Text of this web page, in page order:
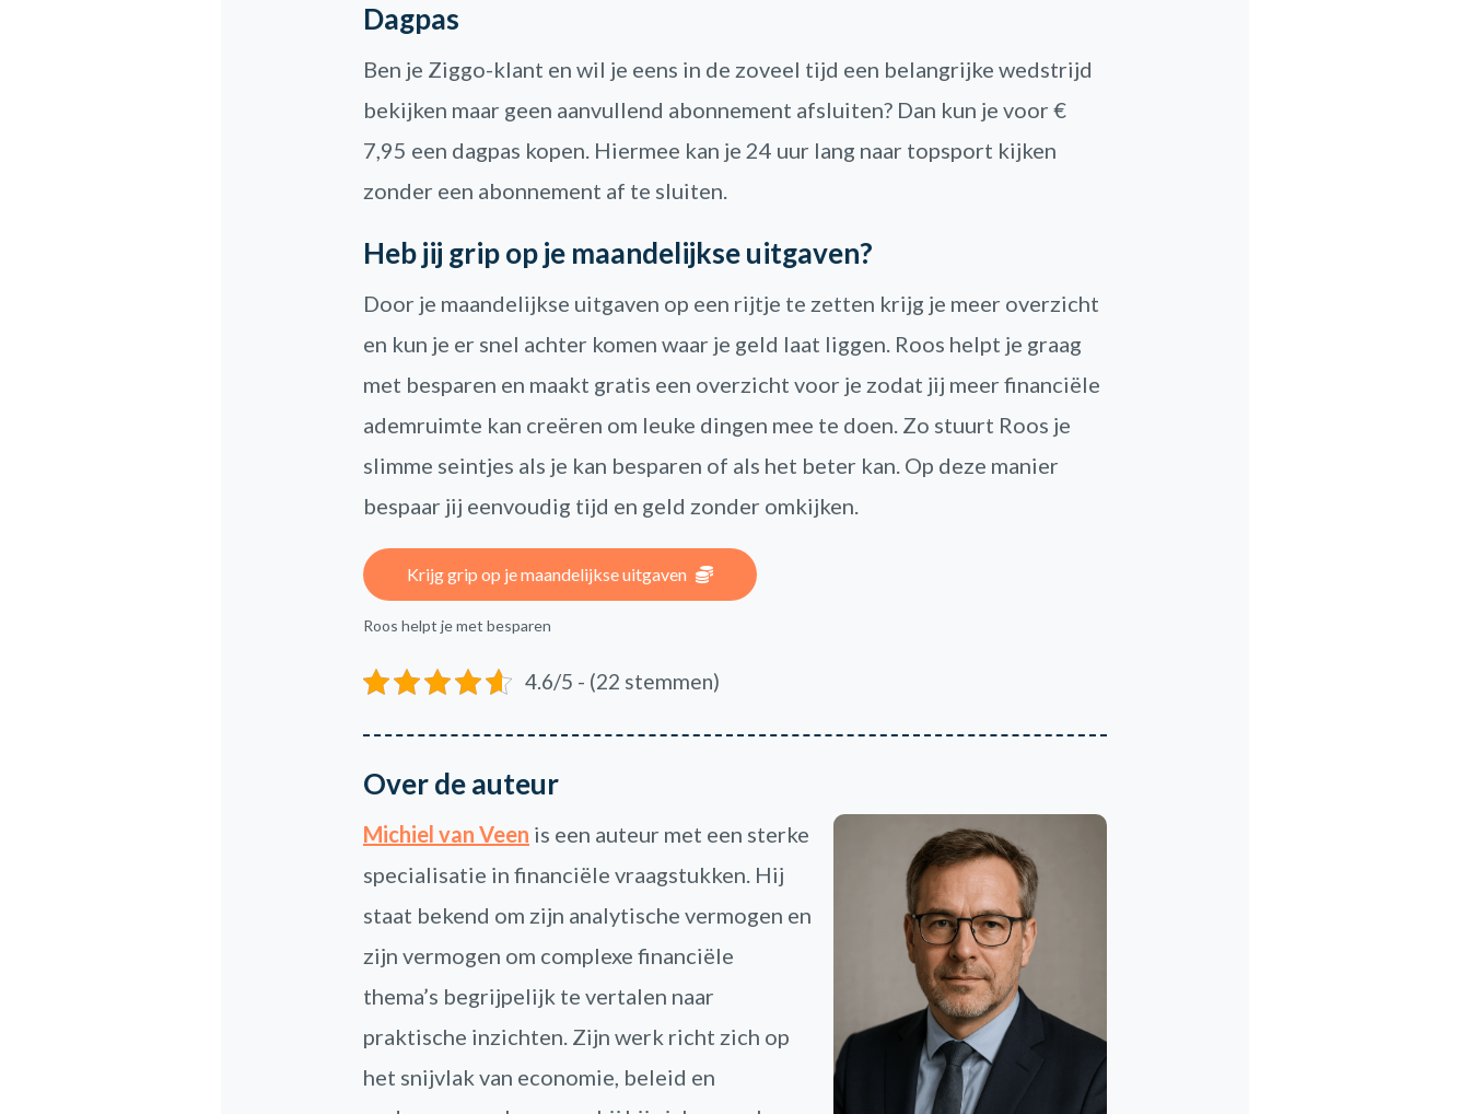
Dagpas
Ben je Ziggo-klant en wil je eens in de zoveel tijd een belangrijke wedstrijd
bekijken maar geen aanvullend abonnement afsluiten? Dan kun je voor €
7,95 een dagpas kopen. Hiermee kan je 24 uur lang naar topsport kijken
zonder een abonnement af te sluiten.
Heb jij grip op je maandelijkse uitgaven?
Door je maandelijkse uitgaven op een rijtje te zetten krijg je meer overzicht
en kun je er snel achter komen waar je geld laat liggen. Roos helpt je graag
met besparen en maakt gratis een overzicht voor je zodat jij meer financiële
ademruimte kan creëren om leuke dingen mee te doen. Zo stuurt Roos je
slimme seintjes als je kan besparen of als het beter kan. Op deze manier
bespaar jij eenvoudig tijd en geld zonder omkijken.
Krijg grip op je maandelijkse uitgaven
Roos helpt je met besparen
4.6/5 - (22 stemmen)
Over de auteur
Michiel van Veen is een auteur met een sterke
specialisatie in financiële vraagstukken. Hij
staat bekend om zijn analytische vermogen en
zijn vermogen om complexe financiële
thema’s begrijpelijk te vertalen naar
praktische inzichten. Zijn werk richt zich op
het snijvlak van economie, beleid en